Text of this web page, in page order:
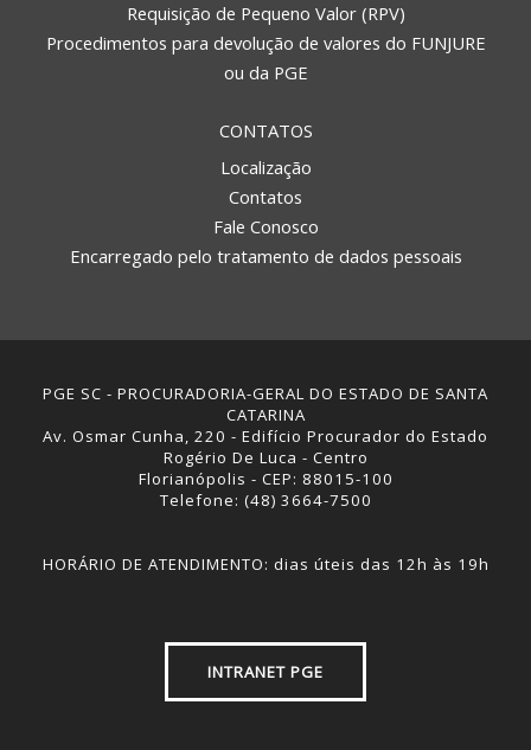
Requisição de Pequeno Valor (RPV)
Procedimentos para devolução de valores do FUNJURE
ou da PGE
CONTATOS
Localização
Contatos
Fale Conosco
Encarregado pelo tratamento de dados pessoais
PGE SC - PROCURADORIA-GERAL DO ESTADO DE SANTA
CATARINA
Av. Osmar Cunha, 220 - Edifício Procurador do Estado
Rogério De Luca - Centro
Florianópolis - CEP: 88015-100
Telefone: (48) 3664-7500
HORÁRIO DE ATENDIMENTO: dias úteis das 12h às 19h
INTRANET PGE